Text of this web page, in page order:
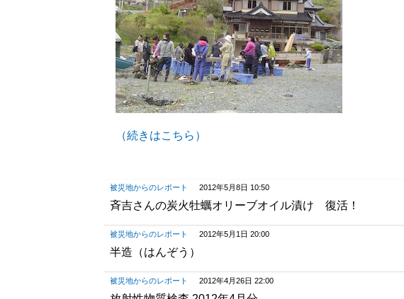
（続きはこちら）
被災地からのレポート 2012年5月8日 10:50
斉吉さんの炭火牡蠣オリーブオイル漬け 復活！
被災地からのレポート 2012年5月1日 20:00
半造（はんぞう）
被災地からのレポート 2012年4月26日 22:00